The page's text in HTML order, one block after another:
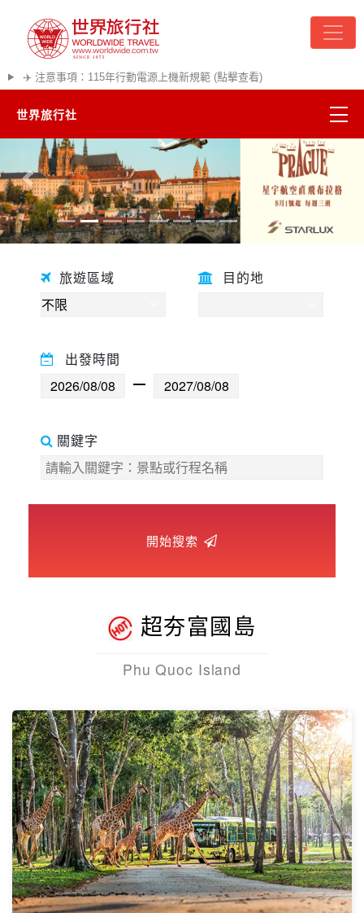
✈️ 注意事項：115年行動電源上機新規範 (點擊查看)
世界旅行社
精彩越南
熱門韓國
超夯日本
世界臻旅
歐洲之旅
往前 往後
旅遊區域 目的地
出發時間
關鍵字
開始搜索
超夯富國島
Phu Quoc Island